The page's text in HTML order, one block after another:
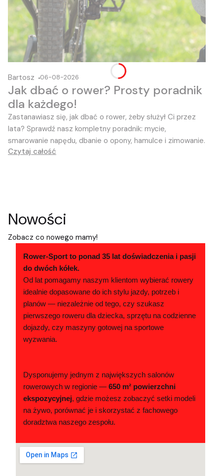
Bartosz 06-08-2026
Jak dbać o rower? Prosty poradnik
dla każdego!
Zastanawiasz się, jak dbać o rower, żeby służył Ci przez
lata? Sprawdź nasz kompletny poradnik: mycie,
smarowanie napędu, dbanie o opony, hamulce i zimowanie.
Czytaj całość
Nowości
Zobacz co nowego mamy!
Rower-Sport to ponad 35 lat doświadczenia i pasji
do dwóch kółek.
Od lat pomagamy naszym klientom wybierać rowery
idealnie dopasowane do ich stylu jazdy, potrzeb i
planów — niezależnie od tego, czy szukasz
pierwszego roweru dla dziecka, sprzętu na codzienne
dojazdy, czy maszyny gotowej na sportowe
wyzwania.
Dysponujemy jednym z największych salonów
rowerowych w regionie — 650 m² powierzchni
ekspozycyjnej, gdzie możesz zobaczyć setki modeli
na żywo, porównać je i skorzystać z fachowego
doradztwa naszego zespołu.